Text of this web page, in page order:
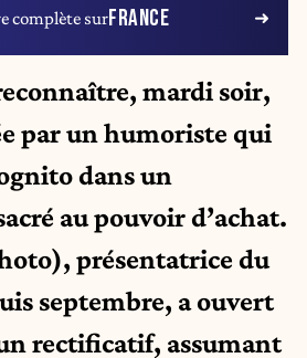
complète surFRANCE
mardi soir,
par un humoriste qui
dans un
au pouvoir d’achat.
présentatrice du
septembre, a ouvert
rectificatif, assumant